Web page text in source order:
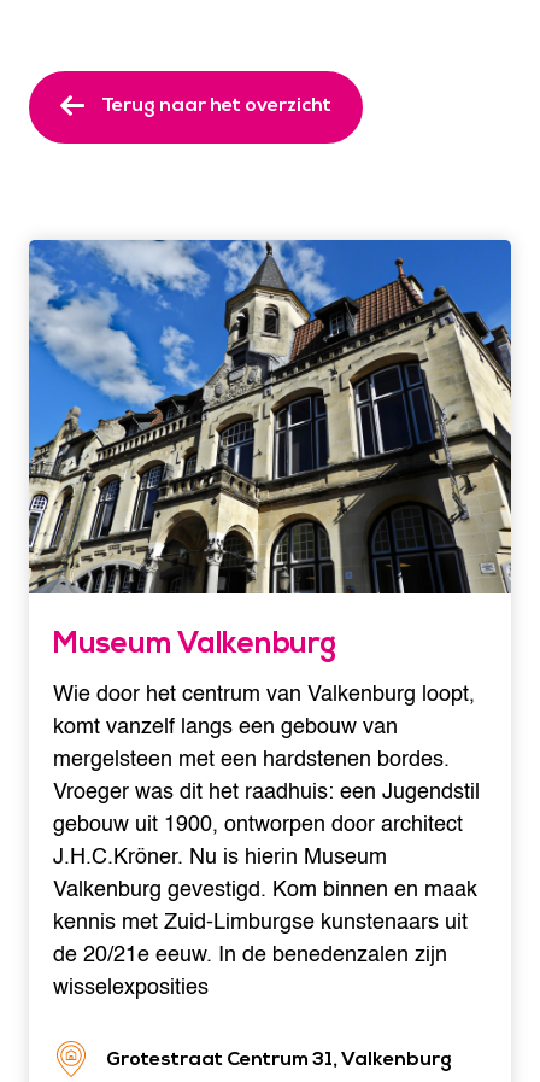
Terug naar het overzicht
Museum Valkenburg
Wie door het centrum van Valkenburg loopt,
komt vanzelf langs een gebouw van
mergelsteen met een hardstenen bordes.
Vroeger was dit het raadhuis: een Jugendstil
gebouw uit 1900, ontworpen door architect
J.H.C.Kröner. Nu is hierin Museum
Valkenburg gevestigd. Kom binnen en maak
kennis met Zuid-Limburgse kunstenaars uit
de 20/21e eeuw. In de benedenzalen zijn
wisselexposities
Grotestraat Centrum 31, Valkenburg